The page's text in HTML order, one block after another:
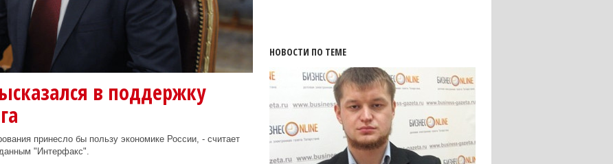
в поддержку
принесло бы пользу экономике России, - считает
"Интерфакс".
НОВОСТИ ПО ТЕМЕ